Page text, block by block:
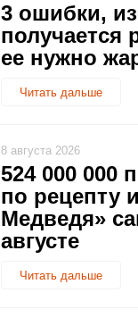
3 ошибки,
получается
ее нужно
Читать дальше
524 000 000
по рецепту
Медведя»
августе
Читать дальше
8 августа 2026